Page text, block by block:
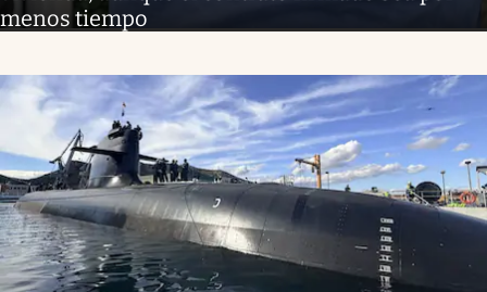
menos tiempo